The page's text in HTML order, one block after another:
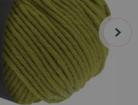
next